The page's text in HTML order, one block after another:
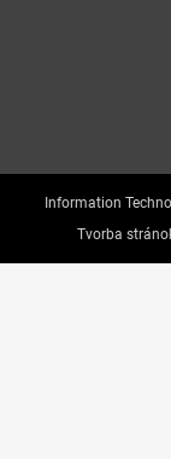
Information
Tvorba